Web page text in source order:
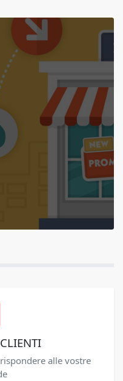
alle vostre